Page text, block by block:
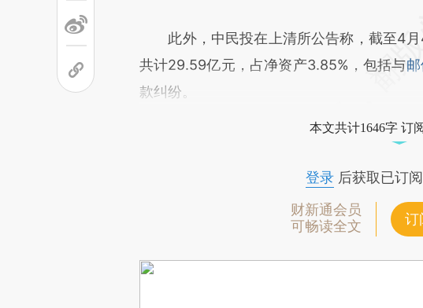
此外，中民投在上清所公告称，截至4月
共计29.59亿元，占净资产3.85%，包括与
款纠纷。
本文共计1646字 订
登录后获取已订
财新通会员
可畅读全文
订